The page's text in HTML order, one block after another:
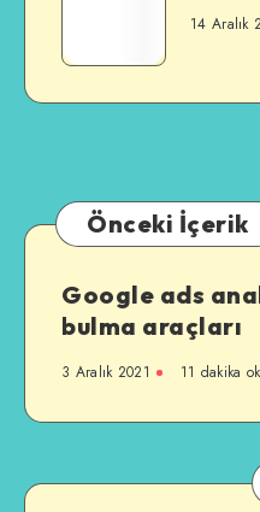
Olunur?
14 Aralık
Önceki İçerik
Google ads
bulma araçları
3 Aralık 2021 11 dakika